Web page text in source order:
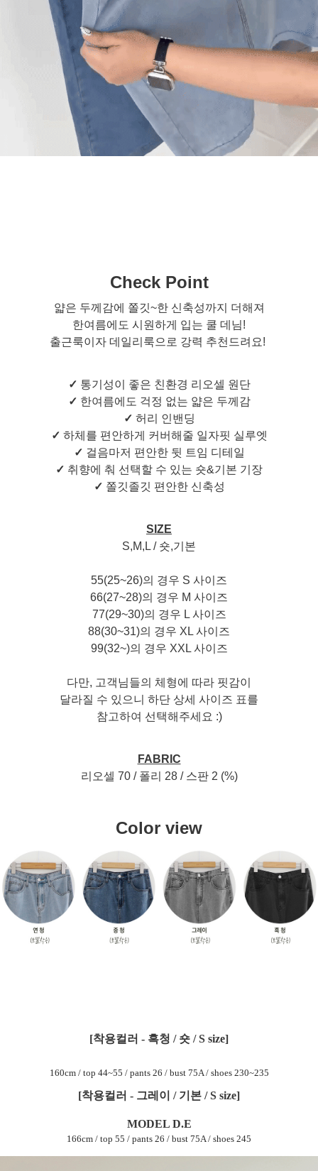
Check Point
얇은 두께감에 쫄깃~한 신축성까지 더해져
한여름에도 시원하게 입는 쿨 데님!
출근룩이자 데일리룩으로 강력 추천드려요!
✓ 통기성이 좋은 친환경 리오셀 원단
✓ 한여름에도 걱정 없는 얇은 두께감
✓ 허리 인밴딩
✓ 하체를 편안하게 커버해줄 일자핏 실루엣
✓ 걸음마저 편안한 뒷 트임 디테일
✓ 취향에 춰 선택할 수 있는 숏&기본 기장
✓ 쫄깃졸깃 편안한 신축성
SIZE
S,M,L / 숏,기본
55(25~26)의 경우 S 사이즈
66(27~28)의 경우 M 사이즈
77(29~30)의 경우 L 사이즈
88(30~31)의 경우 XL 사이즈
99(32~)의 경우 XXL 사이즈
다만, 고객님들의 체형에 따라 핏감이
달라질 수 있으니 하단 상세 사이즈 표를
참고하여 선택해주세요 :)
FABRIC
리오셀 70 / 폴리 28 / 스판 2 (%)
Color view
[착용컬러 - 흑청 / 숏 / S size]
160cm / top 44~55 / pants 26 / bust 75A / shoes 230~235
[착용컬러 - 그레이 / 기본 / S size]
MODEL D.E
166cm / top 55 / pants 26 / bust 75A / shoes 245